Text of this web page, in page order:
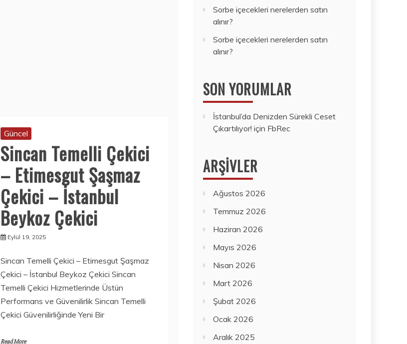
Güncel
Sincan Temelli Çekici
– Etimesgut Şaşmaz
Çekici – İstanbul
Beykoz Çekici
Eylül 19, 2025
Sincan Temelli Çekici – Etimesgut Şaşmaz
Çekici – İstanbul Beykoz Çekici Sincan
Temelli Çekici Hizmetlerinde Üstün
Performans ve Güvenilirlik Sincan Temelli
Çekici Güvenilirliğinde Yeni Bir
Read More
Sorbe içecekleri nerelerden satın
alınır?
Sorbe içecekleri nerelerden satın
alınır?
SON YORUMLAR
İstanbul’da Denizden Sürekli Ceset
Çıkartılıyor! için FbRec
ARŞIVLER
Ağustos 2026
Temmuz 2026
Haziran 2026
Mayıs 2026
Nisan 2026
Mart 2026
Şubat 2026
Ocak 2026
Aralık 2025